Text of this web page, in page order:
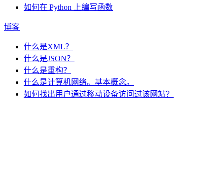
如何在 Python 上编写函数
博客
什么是XML？
什么是JSON？
什么是重构？
什么是计算机网络。基本概念。
如何找出用户通过移动设备访问过该网站？